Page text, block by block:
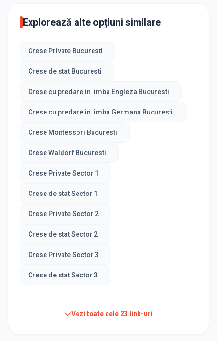
Explorează alte opțiuni similare
Crese Private Bucuresti
Crese de stat Bucuresti
Crese cu predare in limba Engleza Bucuresti
Crese cu predare in limba Germana Bucuresti
Crese Montessori Bucuresti
Crese Waldorf Bucuresti
Crese Private Sector 1
Crese de stat Sector 1
Crese Private Sector 2
Crese de stat Sector 2
Crese Private Sector 3
Crese de stat Sector 3
Vezi toate cele 23 link-uri